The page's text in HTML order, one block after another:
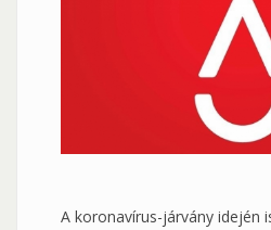
A koronavírus-járvány idején